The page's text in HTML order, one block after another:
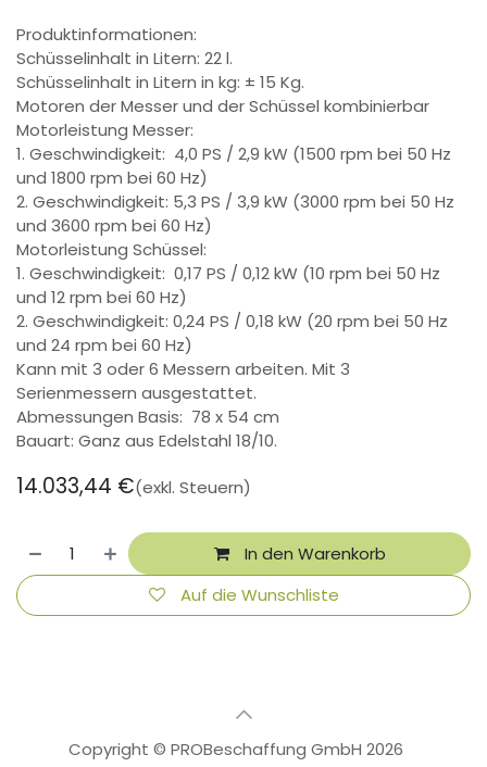
Produktinformationen:
Schüsselinhalt in Litern: 22 l.
Schüsselinhalt in Litern in kg: ± 15 Kg.
Motoren der Messer und der Schüssel kombinierbar
Motorleistung Messer:
1. Geschwindigkeit: 4,0 PS / 2,9 kW (1500 rpm bei 50 Hz
und 1800 rpm bei 60 Hz)
2. Geschwindigkeit: 5,3 PS / 3,9 kW (3000 rpm bei 50 Hz
und 3600 rpm bei 60 Hz)
Motorleistung Schüssel:
1. Geschwindigkeit: 0,17 PS / 0,12 kW (10 rpm bei 50 Hz
und 12 rpm bei 60 Hz)
2. Geschwindigkeit: 0,24 PS / 0,18 kW (20 rpm bei 50 Hz
und 24 rpm bei 60 Hz)
Kann mit 3 oder 6 Messern arbeiten. Mit 3
Serienmessern ausgestattet.
Abmessungen Basis: 78 x 54 cm
Bauart: Ganz aus Edelstahl 18/10.
14.033,44 €(exkl. Steuern)
In den Warenkorb
Auf die Wunschliste
Copyright © PROBeschaffung GmbH 2026